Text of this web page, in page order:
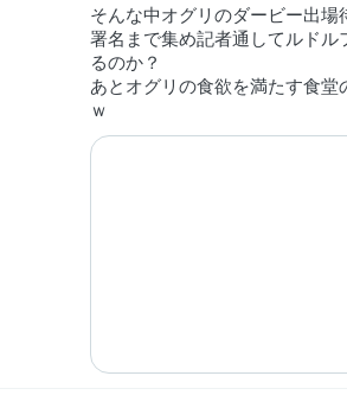
そんな中オグリのダービー出場
署名まで集め記者通してルドル
るのか？
あとオグリの食欲を満たす食堂
ｗ